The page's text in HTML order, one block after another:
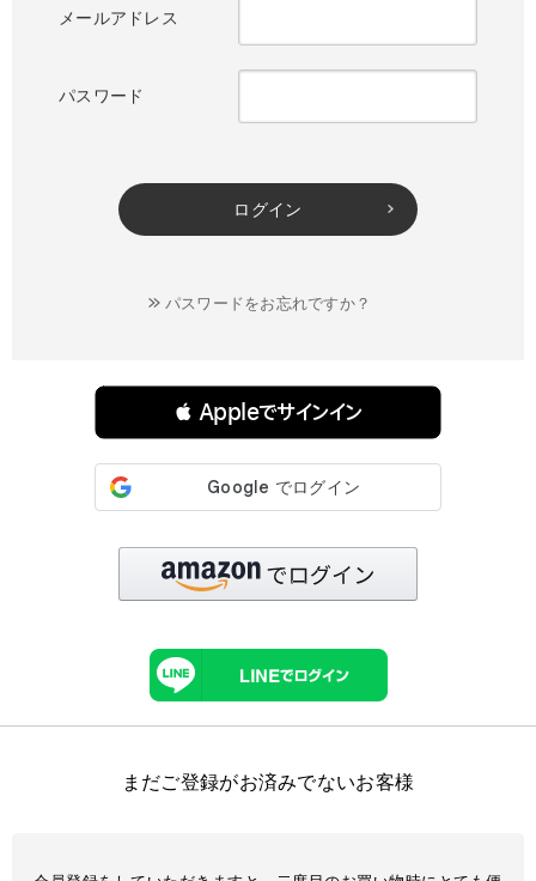
メールアドレス
パスワード
ログイン
パスワードをお忘れですか？
 Appleでサインイン
まだご登録がお済みでないお客様